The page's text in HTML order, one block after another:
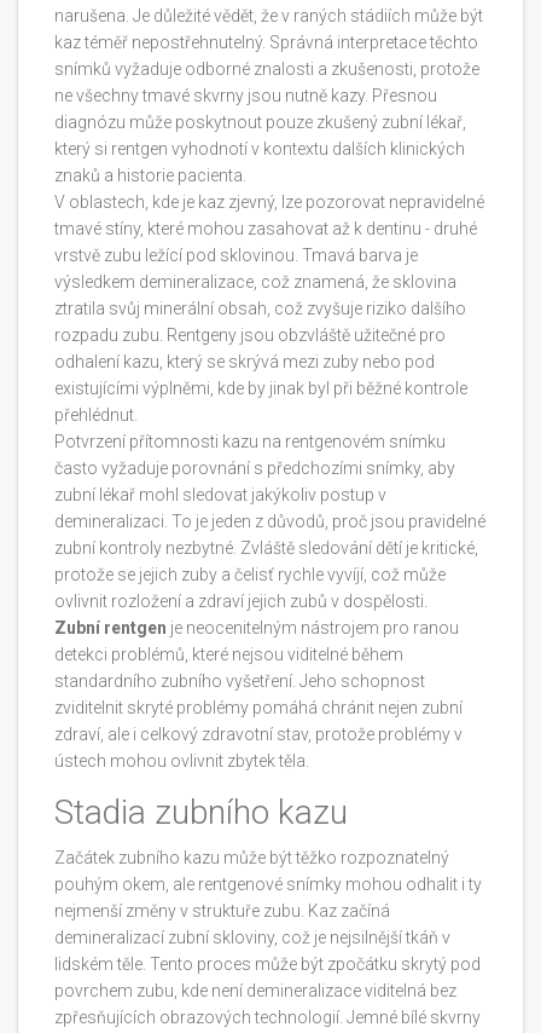
narušena. Je důležité vědět, že v raných stádiích může být
kaz téměř nepostřehnutelný. Správná interpretace těchto
snímků vyžaduje odborné znalosti a zkušenosti, protože
ne všechny tmavé skvrny jsou nutně kazy. Přesnou
diagnózu může poskytnout pouze zkušený zubní lékař,
který si rentgen vyhodnotí v kontextu dalších klinických
znaků a historie pacienta.
V oblastech, kde je kaz zjevný, lze pozorovat nepravidelné
tmavé stíny, které mohou zasahovat až k dentinu - druhé
vrstvě zubu ležící pod sklovinou. Tmavá barva je
výsledkem demineralizace, což znamená, že sklovina
ztratila svůj minerální obsah, což zvyšuje riziko dalšího
rozpadu zubu. Rentgeny jsou obzvláště užitečné pro
odhalení kazu, který se skrývá mezi zuby nebo pod
existujícími výplněmi, kde by jinak byl při běžné kontrole
přehlédnut.
Potvrzení přítomnosti kazu na rentgenovém snímku
často vyžaduje porovnání s předchozími snímky, aby
zubní lékař mohl sledovat jakýkoliv postup v
demineralizaci. To je jeden z důvodů, proč jsou pravidelné
zubní kontroly nezbytné. Zvláště sledování dětí je kritické,
protože se jejich zuby a čelisť rychle vyvíjí, což může
ovlivnit rozložení a zdraví jejich zubů v dospělosti.
Zubní rentgen je neocenitelným nástrojem pro ranou
detekci problémů, které nejsou viditelné během
standardního zubního vyšetření. Jeho schopnost
zviditelnit skryté problémy pomáhá chránit nejen zubní
zdraví, ale i celkový zdravotní stav, protože problémy v
ústech mohou ovlivnit zbytek těla.
Stadia zubního kazu
Začátek zubního kazu může být těžko rozpoznatelný
pouhým okem, ale rentgenové snímky mohou odhalit i ty
nejmenší změny v struktuře zubu. Kaz začíná
demineralizací zubní skloviny, což je nejsilnější tkáň v
lidském těle. Tento proces může být zpočátku skrytý pod
povrchem zubu, kde není demineralizace viditelná bez
zpřesňujících obrazových technologií. Jemné bílé skvrny